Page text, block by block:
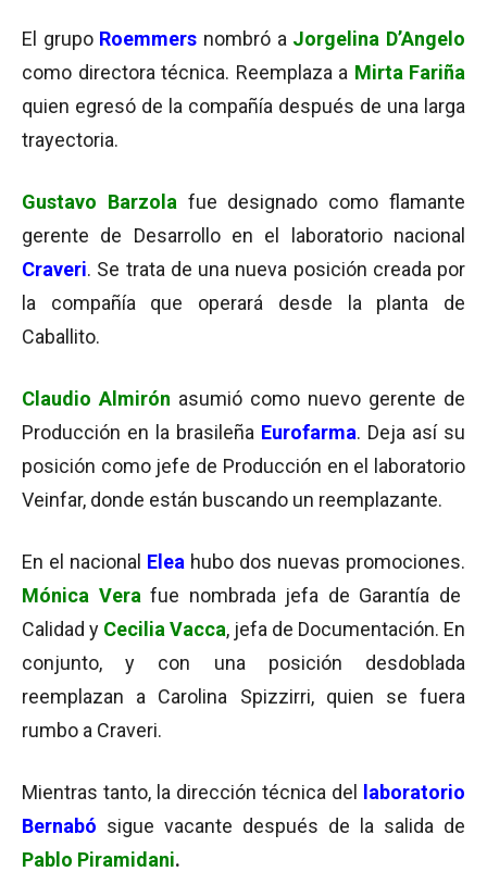
El grupo Roemmers nombró a Jorgelina D’Angelo
como directora técnica. Reemplaza a Mirta Fariña
quien egresó de la compañía después de una larga
trayectoria.
Gustavo Barzola fue designado como flamante
gerente de Desarrollo en el laboratorio nacional
Craveri. Se trata de una nueva posición creada por
la compañía que operará desde la planta de
Caballito.
Claudio Almirón asumió como nuevo gerente de
Producción en la brasileña Eurofarma. Deja así su
posición como jefe de Producción en el laboratorio
Veinfar, donde están buscando un reemplazante.
En el nacional Elea hubo dos nuevas promociones.
Mónica Vera fue nombrada jefa de Garantía de
Calidad y Cecilia Vacca, jefa de Documentación. En
conjunto, y con una posición desdoblada
reemplazan a Carolina Spizzirri, quien se fuera
rumbo a Craveri.
Mientras tanto, la dirección técnica del
laboratorio
Bernabó sigue vacante después de la salida de
Pablo Piramidani.